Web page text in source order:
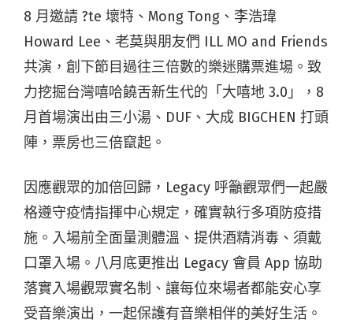
8 月邀請 ?te 壞特、Mong Tong、李浩瑋
Howard Lee、老莫與朋友們 ILL MO and Friends
共演，創下節目過往三倍數的樂迷購票進場。致
力挖掘台灣嘻哈饒舌新生代的「大嘻地 3.0」，8
月首場演出由三小湯、DUF、大成 BIGCHEN 打頭
陣，票房也三倍竄起。
因應觀眾的加倍回歸，Legacy 呼籲觀眾們一起嚴
格遵守疫情指揮中心規定，確實執行多項防疫措
施。入場前全面量測體溫、提供酒精消毒、須戴
口罩入場。八月底更推出 Legacy 會員 App 協助
落實入場觀眾實名制、讓每位來場者都能安心享
受音樂演出，一起保護有音樂相伴的美好生活。